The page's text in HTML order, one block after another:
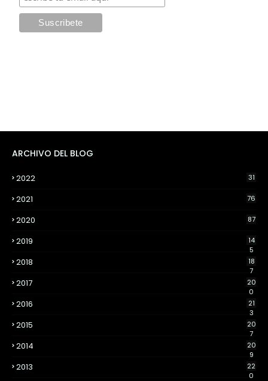
ARCHIVO DEL BLOG
2022 31
2021 76
2020 87
2019
14
5
2018
18
7
2017
20
0
2016
21
3
2015
20
7
2014
20
9
2013
22
0